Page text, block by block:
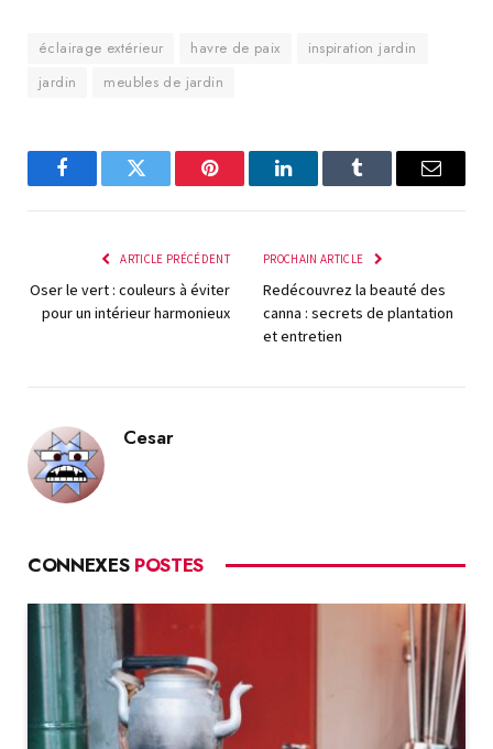
éclairage extérieur havre de paix
inspiration jardin
jardin
meubles de jardin
FacebookTwitter Pinterest LinkedInTumblr
E-
ARTICLE PRÉCÉDENT
Oser le vert : couleurs à éviter
pour un intérieur harmonieux
PROCHAIN ARTICLE
Redécouvrez la beauté des
canna : secrets de plantation
et entretien
Cesar
CONNEXES POSTES